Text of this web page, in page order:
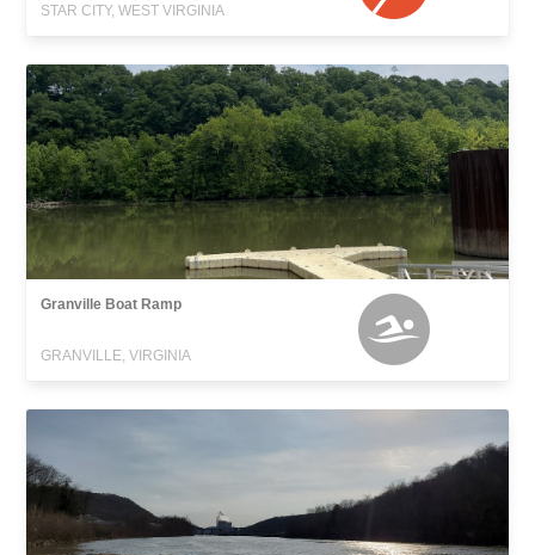
STAR CITY, WEST VIRGINIA
Granville Boat Ramp
GRANVILLE, VIRGINIA